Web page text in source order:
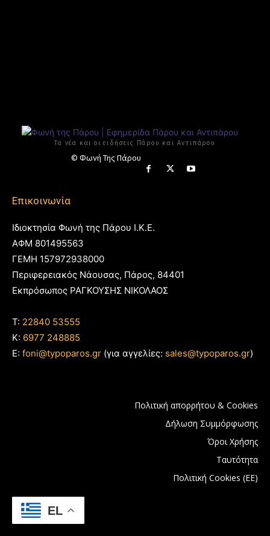
Τα νέα και οι ειδήσεις Πάρου και Αντιπάρου
© Φωνή Της Πάρου
Επικοινωνία
Ιδιοκτησία Φωνή της Πάρου Ι.Κ.Ε.
ΑΦΜ 801495563
ΓΕΜΗ 157972938000
Περιφερειακός Νάουσας, Πάρος, 84401
Εκπρόσωπος ΡΑΓΚΟΥΣΗΣ ΝΙΚΟΛΑΟΣ
T: 22840 53555
Κ: 6977 248885
E: foni@typoparos.gr (για αγγελίες: sales@typoparos.gr)
Πολιτική απορρήτου & Cookies
Δήλωση Συμμόρφωσης
Όροι Χρήσης
Ταυτότητα
Πολιτική Cookies (ΕΕ)
EL